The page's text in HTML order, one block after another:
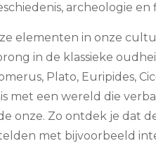
archeologie
elementen in onze
in de klassieke
Plato, Euripides,
met een wereld die
onze. Zo ontdek je dat
met bijvoorbeeld